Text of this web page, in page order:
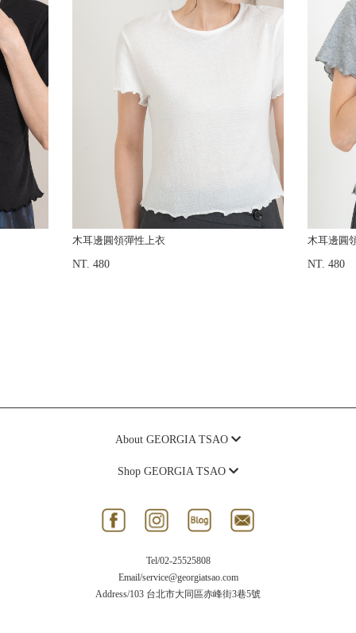
木耳邊圓領彈性上衣
NT. 480
木耳邊圓
NT. 480
About GEORGIA TSAO
Shop GEORGIA TSAO
Tel/02-25525808
Email/service@georgiatsao.com
Address/103 台北市大同區赤峰街3巷5號